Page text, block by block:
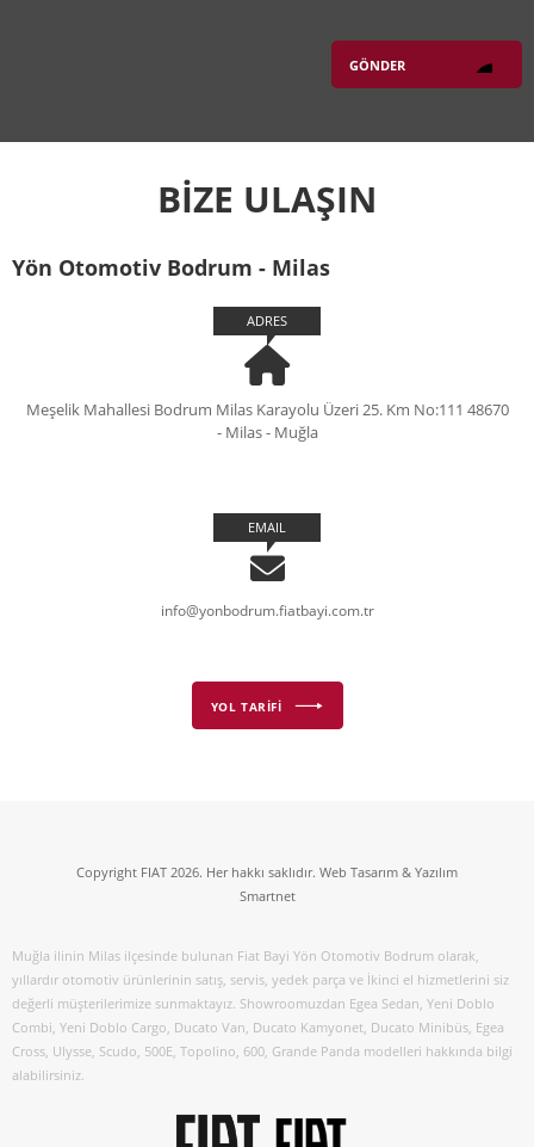
BİZE ULAŞIN
Yön Otomotiv Bodrum - Milas
ADRES
Meşelik Mahallesi Bodrum Milas Karayolu Üzeri 25. Km No:111 48670
- Milas - Muğla
EMAIL
info@yonbodrum.fiatbayi.com.tr
YOL TARİFİ
Copyright FIAT 2026. Her hakkı saklıdır. Web Tasarım & Yazılım
Smartnet
Muğla ilinin Milas ilçesinde bulunan Fiat Bayi Yön Otomotiv Bodrum olarak,
yıllardır otomotiv ürünlerinin satış, servis, yedek parça ve İkinci el hizmetlerini siz
değerli müşterilerimize sunmaktayız. Showroomuzdan Egea Sedan, Yeni Doblo
Combi, Yeni Doblo Cargo, Ducato Van, Ducato Kamyonet, Ducato Minibüs, Egea
Cross, Ulysse, Scudo, 500E, Topolino, 600, Grande Panda modelleri hakkında bilgi
alabilirsiniz.